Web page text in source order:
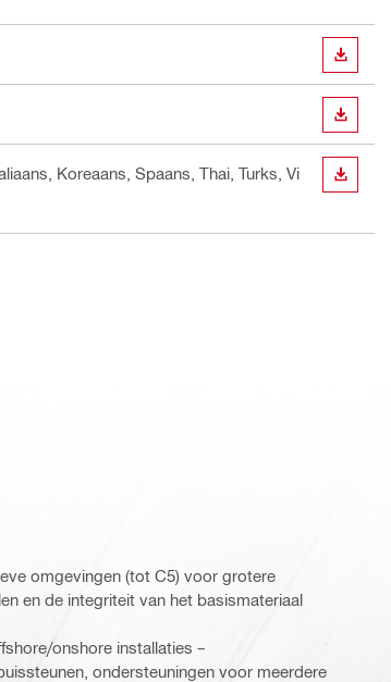
Koreaans, Spaans, Thai, Turks, Vi
omgevingen (tot C5) voor grotere
en de integriteit van het basismateriaal
onshore installaties –
ondersteuningen voor meerdere